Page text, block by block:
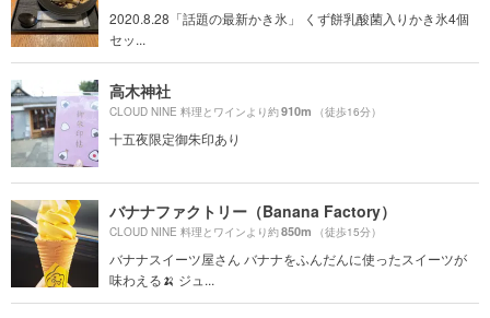
2020.8.28「話題の最新かき氷」 くず餅乳酸菌入りかき氷4個
セッ...
高木神社
CLOUD NINE 料理とワインより約910m （徒歩16分）
十五夜限定御朱印あり
バナナファクトリー（Banana Factory）
CLOUD NINE 料理とワインより約850m （徒歩15分）
バナナスイーツ屋さん バナナをふんだんに使ったスイーツが
味わえる🍌 ジュ...